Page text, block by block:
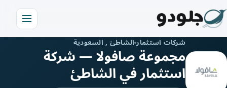
شركات استثمارالشاطئ , السعودية
مجموعة صافولا — شركة
استثمار في الشاطئ